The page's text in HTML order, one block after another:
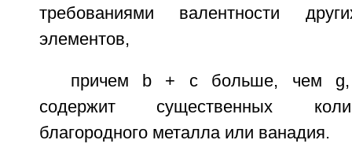
требованиями валентности
элементов,
причем b + с больше, чем g,
содержит существенных
благородного металла или ванадия.